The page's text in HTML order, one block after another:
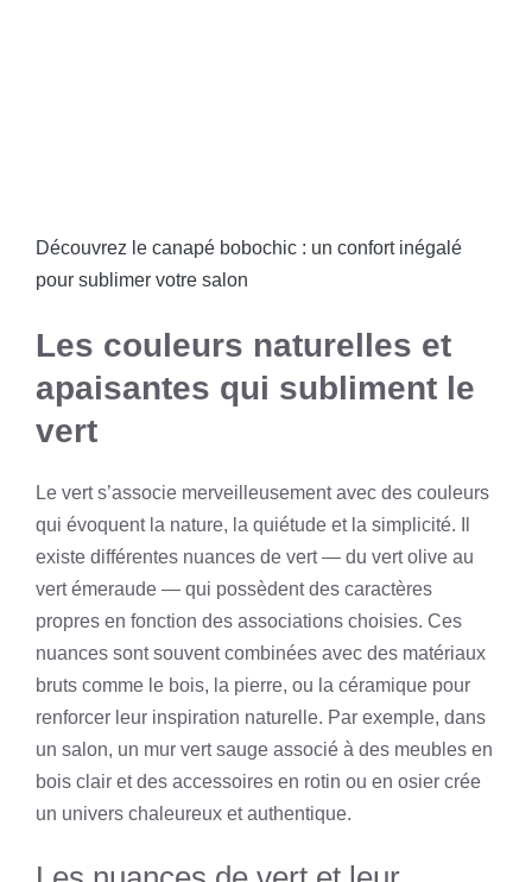
Découvrez le canapé bobochic : un confort inégalé
pour sublimer votre salon
Les couleurs naturelles et
apaisantes qui subliment le
vert
Le vert s’associe merveilleusement avec des couleurs
qui évoquent la nature, la quiétude et la simplicité. Il
existe différentes nuances de vert — du vert olive au
vert émeraude — qui possèdent des caractères
propres en fonction des associations choisies. Ces
nuances sont souvent combinées avec des matériaux
bruts comme le bois, la pierre, ou la céramique pour
renforcer leur inspiration naturelle. Par exemple, dans
un salon, un mur vert sauge associé à des meubles en
bois clair et des accessoires en rotin ou en osier crée
un univers chaleureux et authentique.